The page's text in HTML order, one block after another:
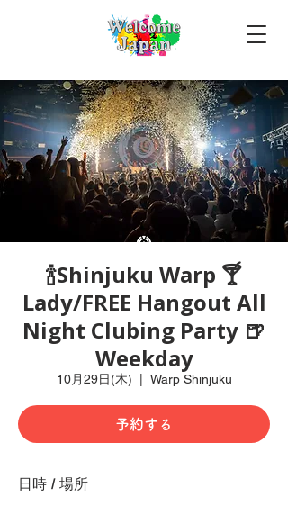
🍾Shinjuku Warp 🍸
Lady/FREE Hangout All
Night Clubing Party 🍺
Weekday
10月29日(木) Warp Shinjuku
予約する
日時 / 場所